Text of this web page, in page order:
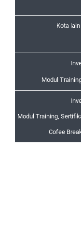
Kota
Modul
Modul Training,
Cofee